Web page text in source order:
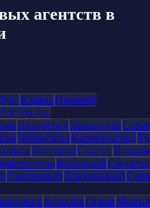
агентств в
КазаньНижний
Ростов-на-
ВолгоградКраснодар
ЧебоксарыКалининград
БелгородСургут
Волжский
СыктывкарВладикавказ
КоролёвПсков